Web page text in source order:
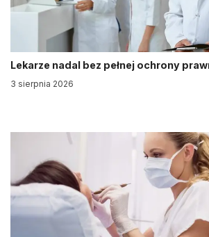
Lekarze nadal bez pełnej ochrony
3 sierpnia 2026